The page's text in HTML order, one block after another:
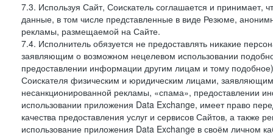
7.3. Используя Сайт, Соискатель соглашается и принимает,
данные, в том числе представленные в виде Резюме,
рекламы, размещаемой на Сайте.
7.4. Исполнитель обязуется не предоставлять никакие
заявляющим о возможном нецелевом использовании
предоставлении информации другим лицам и тому
Соискателя физическим и юридическим лицами,
несанкционированной рекламы, «спама», предоставлении
использовании приложения Data Exchange, имеет право
качества предоставления услуг и сервисов Сайтов, а также
использование приложения Data Exchange в своём личном